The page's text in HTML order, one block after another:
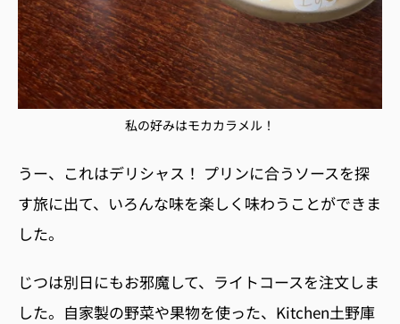
私の好みはモカカラメル！
うー、これはデリシャス！ プリンに合うソースを探
す旅に出て、いろんな味を楽しく味わうことができま
した。
じつは別日にもお邪魔して、ライトコースを注文しま
した。自家製の野菜や果物を使った、 Kitchen土野庫